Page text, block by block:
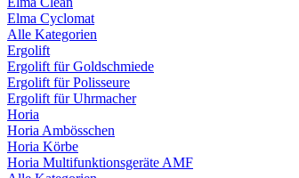
Elma Cyclomat
Alle Kategorien
Ergolift
Ergolift für Goldschmiede
Ergolift für Polisseure
Ergolift für Uhrmacher
Horia
Horia Ambösschen
Horia Körbe
Horia Multifunktionsgeräte AMF